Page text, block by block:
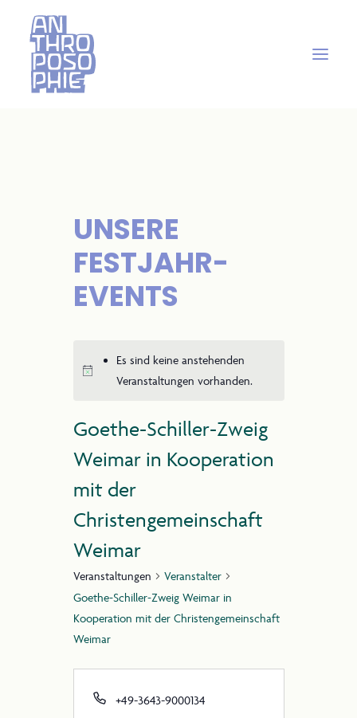
2025 Steiner Jubiläum
UNSERE
FESTJAHR-
EVENTS
Es sind keine anstehenden
Veranstaltungen vorhanden.
Goethe-Schiller-Zweig
Weimar in Kooperation
mit der
Christengemeinschaft
Weimar
Veranstaltungen
Veranstalter
Goethe-Schiller-Zweig Weimar in
Kooperation mit der Christengemeinschaft
Weimar
+49-3643-9000134